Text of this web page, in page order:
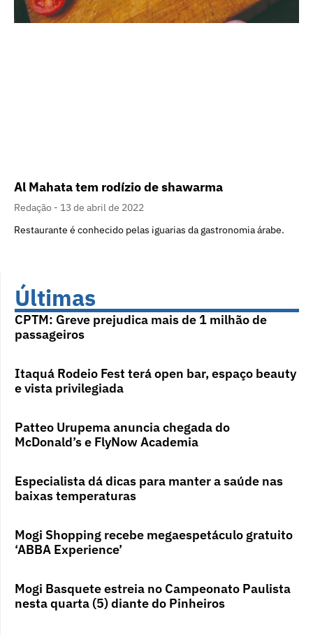
Al Mahata tem rodízio de shawarma
Redação
13 de abril de 2022
Restaurante é conhecido pelas iguarias da gastronomia árabe.
Últimas
CPTM: Greve prejudica mais de 1 milhão de
passageiros
Itaquá Rodeio Fest terá open bar, espaço beauty
e vista privilegiada
Patteo Urupema anuncia chegada do
McDonald’s e FlyNow Academia
Especialista dá dicas para manter a saúde nas
baixas temperaturas
Mogi Shopping recebe megaespetáculo gratuito
‘ABBA Experience’
Mogi Basquete estreia no Campeonato Paulista
nesta quarta (5) diante do Pinheiros